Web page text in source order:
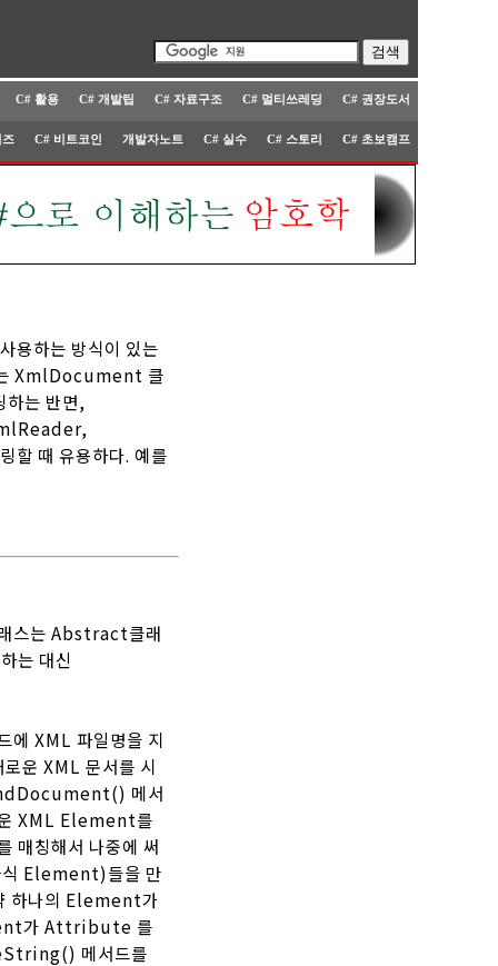
C# 활용 C# 개발팁 C# 자료구조 C# 멀티쓰레딩 C# 권장도서
즈 C# 비트코인 개발자노트 C# 실수 C# 스토리 C# 초보캠프
하는 방식이 있는
는 XmlDocument 클
는 반면,
할 때 유용하다. 예를
스는 Abstract클래
는 대신
XML 파일명을 지
운 XML 문서를 시
메서
XML Element를
칭해서 나중에 써
Element)들을 만
하나의 Element가
가 Attribute 를
메서드를